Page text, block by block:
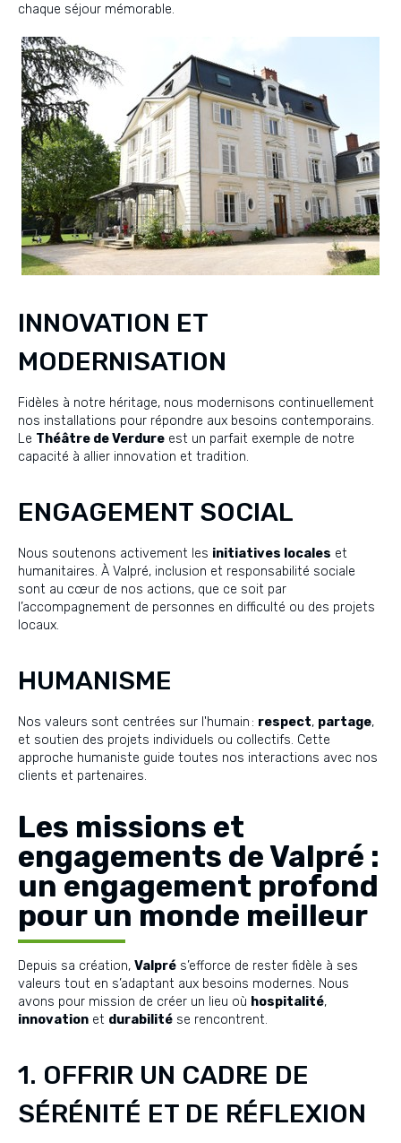
chaque séjour mémorable.
INNOVATION ET
MODERNISATION
Fidèles à notre héritage, nous modernisons continuellement
nos installations pour répondre aux besoins contemporains.
Le Théâtre de Verdure est un parfait exemple de notre
capacité à allier innovation et tradition.
ENGAGEMENT SOCIAL
Nous soutenons activement les initiatives locales et
humanitaires. À Valpré, inclusion et responsabilité sociale
sont au cœur de nos actions, que ce soit par
l’accompagnement de personnes en difficulté ou des projets
locaux.
HUMANISME
Nos valeurs sont centrées sur l'humain : respect, partage,
et soutien des projets individuels ou collectifs. Cette
approche humaniste guide toutes nos interactions avec nos
clients et partenaires.
Les missions et
engagements de Valpré :
un engagement profond
pour un monde meilleur
Depuis sa création, Valpré s’efforce de rester fidèle à ses
valeurs tout en s’adaptant aux besoins modernes. Nous
avons pour mission de créer un lieu où hospitalité,
innovation et durabilité se rencontrent.
1. OFFRIR UN CADRE DE
SÉRÉNITÉ ET DE RÉFLEXION